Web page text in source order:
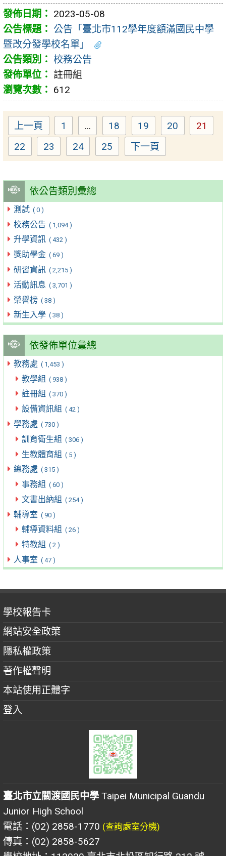
依公告類別彙總
測試 ( 0 )
校務公告 ( 1,094 )
升學資訊 ( 432 )
獎助學金 ( 69 )
研習資訊 ( 2,215 )
活動訊息 ( 3,701 )
榮譽榜 ( 38 )
新生入學 ( 38 )
依發佈單位彙總
教務處 ( 1,453 )
教學組 ( 938 )
註冊組 ( 370 )
設備資訊組 ( 42 )
學務處 ( 730 )
訓育衛生組 ( 306 )
生教體育組 ( 5 )
總務處 ( 315 )
事務組 ( 60 )
文書出納組 ( 254 )
輔導室 ( 90 )
輔導資料組 ( 26 )
特教組 ( 2 )
人事室 ( 47 )
2023-05-08
公告「臺北市112學年度額滿國民中學
暨改分發學校名單」
校務公告
註冊組
612
上一頁 Page
1 ... Page
18 Page
19 Page
20 Page
21
Page
22 Page
23 Page
24 Page
25 下一頁
學校報告卡
網站安全政策
隱私權政策
著作權聲明
本站使用正體字
登入
臺北市立關渡國民中學 Taipei Municipal Guandu
Junior High School
電話：(02) 2858-1770 (查詢處室分機)
傳真：(02) 2858-5627